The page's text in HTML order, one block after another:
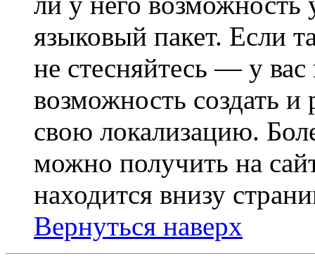
языковый пакет. Если
не стесняйтесь — у вас
возможность создать
свою локализацию.
можно получить на
находится внизу
Вернуться наверх